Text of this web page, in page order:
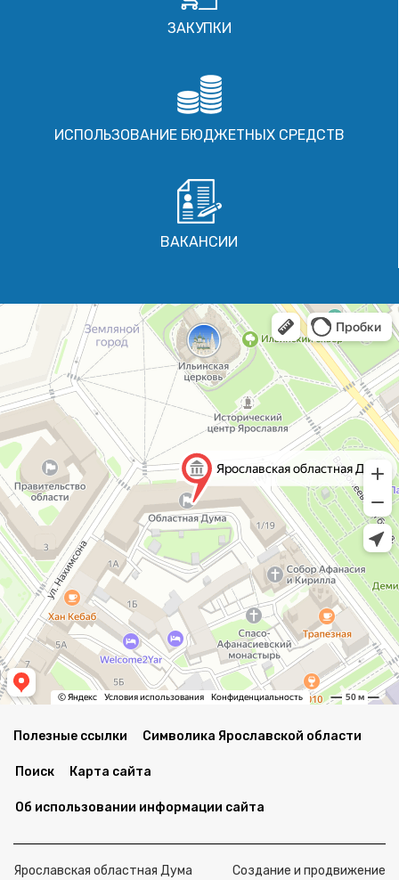
ЗАКУПКИ
ИСПОЛЬЗОВАНИЕ БЮДЖЕТНЫХ СРЕДСТВ
ВАКАНСИИ
Полезные ссылки Символика Ярославской области
Поиск Карта сайта
Об использовании информации сайта
Ярославская областная Дума Создание и продвижение